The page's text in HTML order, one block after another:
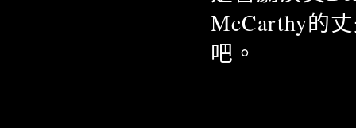
McCarthy的
吧。